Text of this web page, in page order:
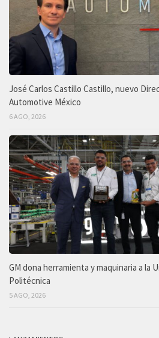
José Carlos Castillo Castillo, nuevo
Automotive México
6 AGO, 2026
GM dona herramienta y maquinaria a la
Politécnica
5 AGO, 2026